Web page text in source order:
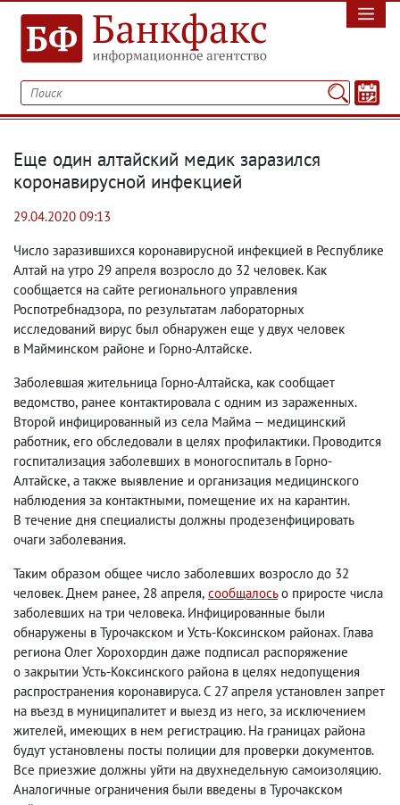
Еще один алтайский медик заразился
коронавирусной инфекцией
29.04.2020 09:13
Число заразившихся коронавирусной инфекцией в Республике
Алтай на утро 29 апреля возросло до 32 человек. Как
сообщается на сайте регионального управления
Роспотребнадзора, по результатам лабораторных
исследований вирус был обнаружен еще у двух человек
в Майминском районе и Горно-Алтайске.
Заболевшая жительница Горно-Алтайска, как сообщает
ведомство, ранее контактировала с одним из зараженных.
Второй инфицированный из села Майма — медицинский
работник, его обследовали в целях профилактики. Проводится
госпитализация заболевших в моногоспиталь в Горно-
Алтайске, а также выявление и организация медицинского
наблюдения за контактными, помещение их на карантин.
В течение дня специалисты должны продезенфицировать
очаги заболевания.
Таким образом общее число заболевших возросло до 32
человек. Днем ранее, 28 апреля, сообщалосьо приросте числа
заболевших на три человека. Инфицированные были
обнаружены в Турочакском и Усть-Коксинском районах. Глава
региона Олег Хорохордин даже подписал распоряжение
о закрытии Усть-Коксинского района в целях недопущения
распространения коронавируса. С 27 апреля установлен запрет
на въезд в муниципалитет и выезд из него, за исключением
жителей, имеющих в нем регистрацию. На границах района
будут установлены посты полиции для проверки документов.
Все приезжие должны уйти на двухнедельную самоизоляцию.
Аналогичные ограничения были введены в Турочакском